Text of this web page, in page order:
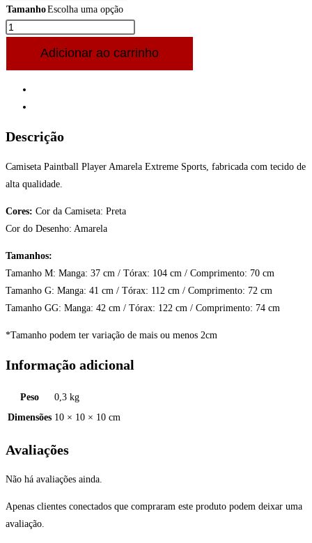
TamanhoEscolha uma opção
Camiseta
Adicionar ao carrinho
Descrição
Camiseta Paintball Player Amarela Extreme Sports, fabricada com tecido de
alta qualidade.
Cores: Cor da Camiseta: Preta
Cor do Desenho: Amarela
Tamanhos:
Tamanho M: Manga: 37 cm / Tórax: 104 cm / Comprimento: 70 cm
Tamanho G: Manga: 41 cm / Tórax: 112 cm / Comprimento: 72 cm
Tamanho GG: Manga: 42 cm / Tórax: 122 cm / Comprimento: 74 cm
*Tamanho podem ter variação de mais ou menos 2cm
Informação adicional
Peso
0,3 kg
Dimensões 10 × 10 × 10 cm
Avaliações
Não há avaliações ainda.
Apenas clientes conectados que compraram este produto podem deixar uma
avaliação.